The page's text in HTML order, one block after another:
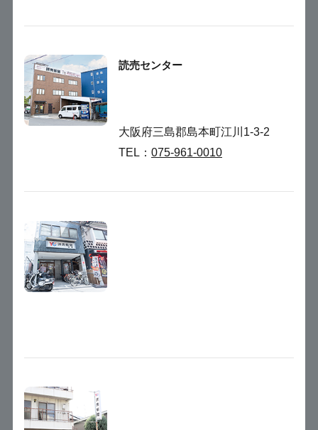
読売センター
大阪府三島郡島本町江川1-3-2
TEL： 075-961-0010